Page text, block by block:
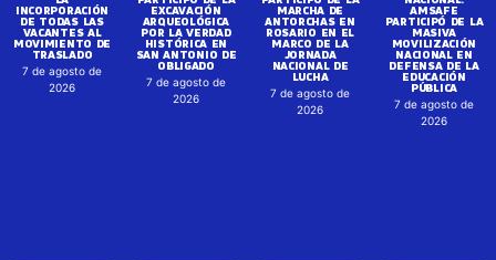
INCORPORACIÓN
DE TODAS LAS
VACANTES AL
MOVIMIENTO DE
TRASLADO
7 de agosto de
2026
EXCAVACIÓN
ARQUEOLÓGICA
POR LA VERDAD
HISTÓRICA EN
SAN ANTONIO DE
OBLIGADO
7 de agosto de
2026
MARCHA DE
ANTORCHAS EN
ROSARIO EN EL
MARCO DE LA
JORNADA
NACIONAL DE
LUCHA
7 de agosto de
2026
AMSAFE
PARTICIPÓ DE LA
MASIVA
MOVILIZACIÓN
NACIONAL EN
DEFENSA DE LA
EDUCACIÓN
PÚBLICA
7 de agosto de
2026